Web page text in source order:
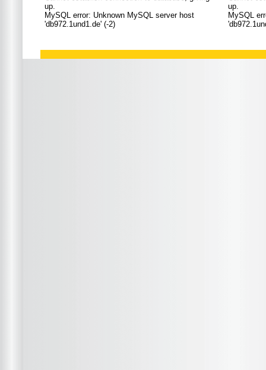
up.
MySQL error: Unknown MySQL server host
'db972.1und1.de' (-2)
up.
MySQL